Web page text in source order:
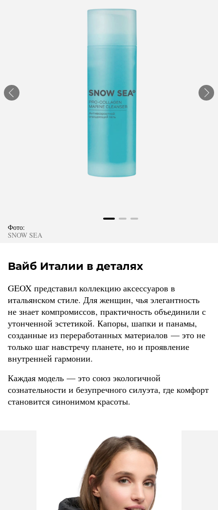
Фото:
SNOW SEA
Вайб Италии в деталях
GEOX представил коллекцию аксессуаров в
итальянском стиле. Для женщин, чья элегантность
не знает компромиссов, практичность объединили с
утонченной эстетикой. Капоры, шапки и панамы,
созданные из переработанных материалов — это не
только шаг навстречу планете, но и проявление
внутренней гармонии.
Каждая модель — это союз экологичной
сознательности и безупречного силуэта, где комфорт
становится синонимом красоты.